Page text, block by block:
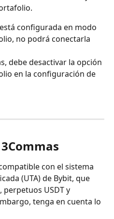
configurada en modo
no podrá conectarla
debe desactivar la opción
en la configuración de
con el sistema
(UTA) de Bybit, que
perpetuos USDT y
tenga en cuenta lo